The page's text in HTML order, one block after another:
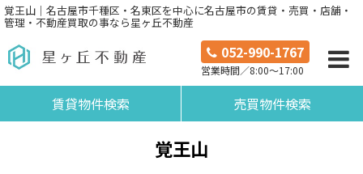
覚王山｜名古屋市千種区・名東区を中心に名古屋市の賃貸・売買・店舗・
管理・不動産買取の事なら星ヶ丘不動産
052-990-1767
営業時間／8:00～17:00
賃貸物件検索 売買物件検索
覚王山